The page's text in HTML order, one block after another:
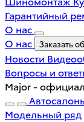
Гарантийный
О нас
О нас
Заказать
Новости
Вопросы и
Major -
Модельный ряд